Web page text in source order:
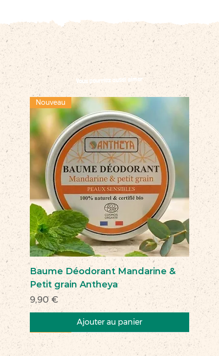
Vous pourriez aussi aimer
Nouveau
Baume Déodorant Mandarine &
Petit grain Antheya
Prix
9,90 €
Ajouter au panier
Nouveau
Nouveau
Nouveau
Nouveau
Nouveau
Nouveau
Nouveau
Nouveauté
Nouveau
Nouveau
Commerce équitable
Nouveau